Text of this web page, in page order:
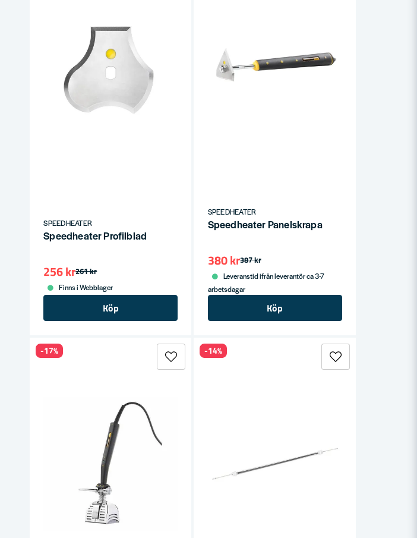
SPEEDHEATER
Speedheater Profilblad
261 kr
256 kr
Finns i Webblager
Köp
SPEEDHEATER
Speedheater Panelskrapa
387 kr
380 kr
Leveranstid ifrån leverantör ca 3-7
arbetsdagar
Köp
-17% -14%